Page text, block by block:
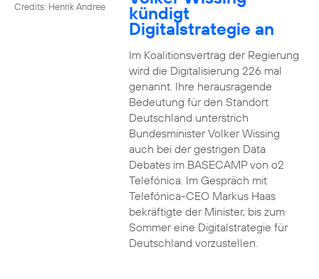
Credits: Henrik Andree kündigt
Digitalstrategie an
Im Koalitionsvertrag der Regierung
wird die Digitalisierung 226 mal
genannt. Ihre herausragende
Bedeutung für den Standort
Deutschland unterstrich
Bundesminister Volker Wissing
auch bei der gestrigen Data
Debates im BASECAMP von o2
Telefónica. Im Gespräch mit
Telefónica-CEO Markus Haas
bekräftigte der Minister, bis zum
Sommer eine Digitalstrategie für
Deutschland vorzustellen.